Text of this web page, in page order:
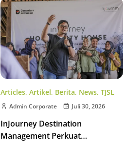
Articles, Artikel, Berita, News, TJSL
Admin Corporate Juli 30, 2026
InJourney Destination
Management Perkuat